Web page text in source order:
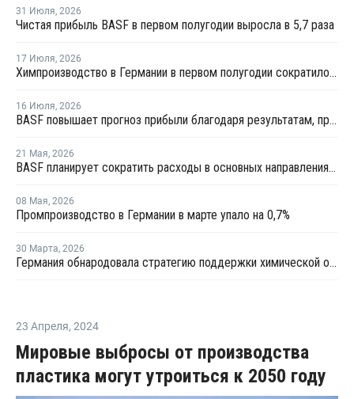
31 Июля, 2026
Чистая прибыль BASF в первом полугодии выросла в 5,7 раза
17 Июля, 2026
Химпроизводство в Германии в первом полугодии сократилось на 3%
16 Июля, 2026
BASF повышает прогноз прибыли благодаря результатам, превзошедшим ожидания
21 Мая, 2026
BASF планирует сократить расходы в основных направлениях деятельности на 20% к 2029 году
08 Мая, 2026
Промпроизводство в Германии в марте упало на 0,7%
30 Марта, 2026
Германия обнародовала стратегию поддержки химической отрасли страны
23 Апреля, 2024
Мировые выбросы от производства
пластика могут утроиться к 2050 году